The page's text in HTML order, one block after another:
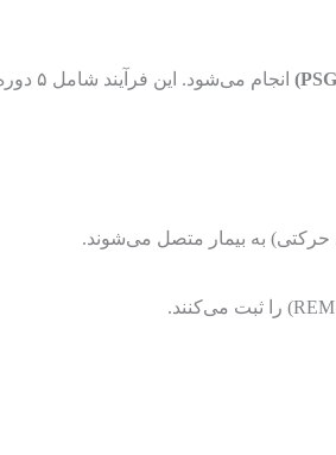
انجام می‌شود. این فرآیند شامل ۵ دوره چرت زدن ۲۰ دقیقه‌ای است که هر کدام با